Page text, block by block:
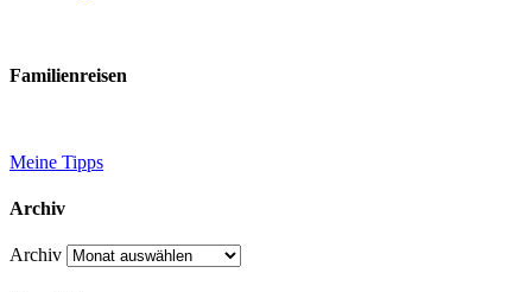
Familienreisen
Meine Tipps
Archiv
Archiv